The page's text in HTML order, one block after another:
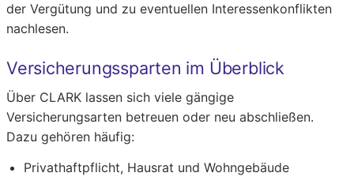
der Vergütung und zu eventuellen Interessenkonflikten
nachlesen.
Versicherungssparten im Überblick
Über CLARK lassen sich viele gängige
Versicherungsarten betreuen oder neu abschließen.
Dazu gehören häufig:
Privathaftpflicht, Hausrat und Wohngebäude